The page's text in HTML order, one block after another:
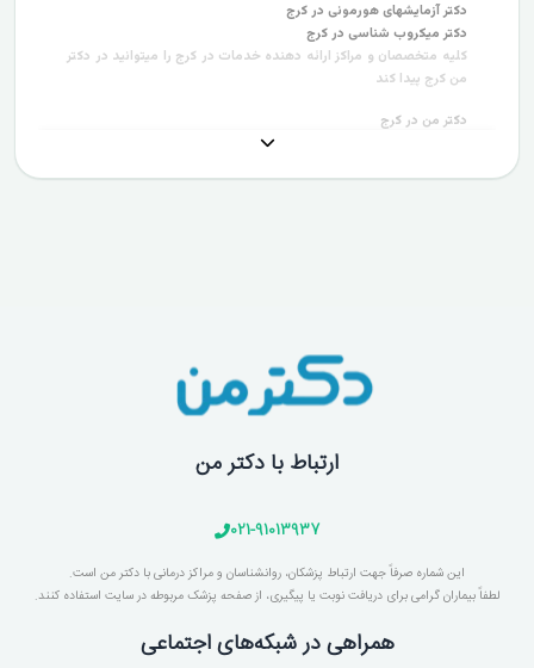
دکتر آزمایشهای هورمونی در کرج
دکتر میکروب شناسی در کرج
کلیه متخصصان و مراکز ارائه دهنده خدمات در کرج را میتوانید در دکتر
من کرج پیدا کند
دکتر من در کرج
ارتباط با دکتر من
021-91013937
این شماره صرفاً جهت ارتباط پزشکان، روانشناسان و مراکز درمانی با دکتر من است.
لطفاً بیماران گرامی برای دریافت نوبت یا پیگیری، از صفحه پزشک مربوطه در سایت استفاده کنند.
همراهی در شبکه‌های اجتماعی